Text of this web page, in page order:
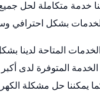
خدمة متكاملة لحل
بشكل احترافي
المتاحة لدينا
المتوفرة لدى
يمكننا حل مشكلة